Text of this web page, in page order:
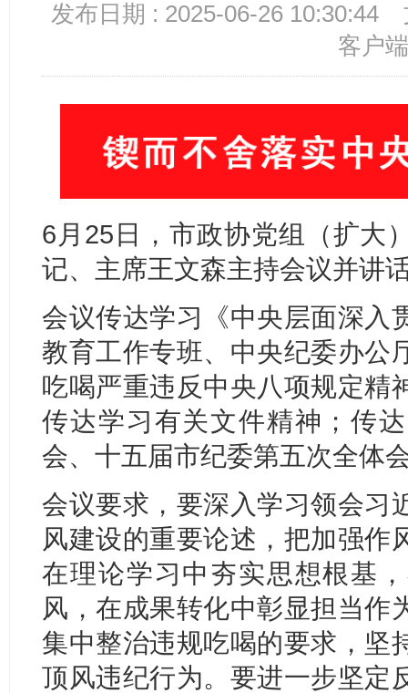
发布日期 : 2025-06-26 10:30:44
客户端
6月25日，市政协党组（扩大
记、主席王文森主持会议并讲
会议传达学习《中央层面深入
教育工作专班、中央纪委办公
吃喝严重违反中央八项规定精
传达学习有关文件精神；传
会、十五届市纪委第五次全体
会议要求，要深入学习领会习
风建设的重要论述，把加强作
在理论学习中夯实思想根基
风，在成果转化中彰显担当作
集中整治违规吃喝的要求，坚
顶风违纪行为。要进一步坚定